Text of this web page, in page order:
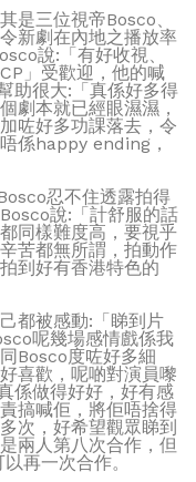
是三位視帝Bosco、
新劇在內地之播放率
說:「有好收視、
」受歡迎，他的喊
助很大:「真係好多得
劇本就已經眼濕濕，
咗好多功課落去，令
係happy ending，
忍不住透露拍得
說:「計舒服的話
同樣難度高，要視乎
苦都無所謂，拍動作
到好有香港特色的
都被感動:「睇到片
呢幾場感情戲係我
Bosco度咗好多細
喜歡，呢啲對演員嚟
係做得好好，好有感
搞喊佢，將佢唔捨得
次，好希望觀眾睇到
兩人第八次合作，但
再一次合作。